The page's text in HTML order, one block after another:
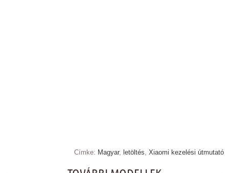
Címke: Magyar, letöltés Xiaomi kezelési útmutató